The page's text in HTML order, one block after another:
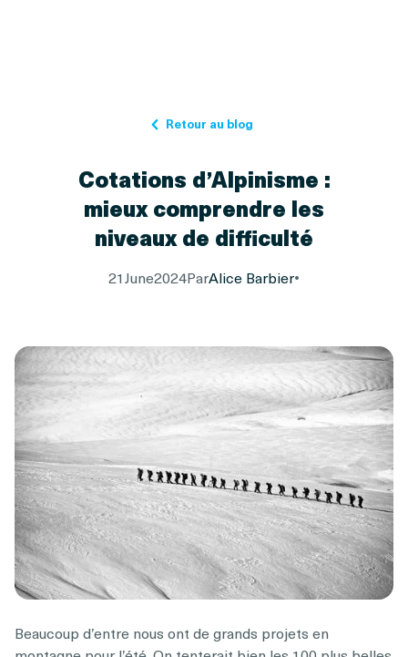
Retour au blog
Cotations d’Alpinisme :
mieux comprendre les
niveaux de difficulté
ParAlice Barbier•
21June2024
Beaucoup d’entre nous ont de grands projets en